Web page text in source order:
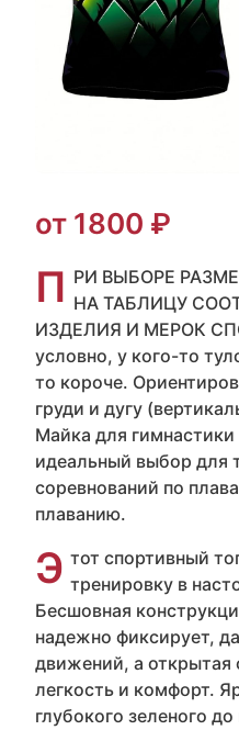
от 1800 ₽
П РИ ВЫБОРЕ
НА ТАБЛИЦУ
ИЗДЕЛИЯ И МЕРОК
условно, у кого-то
то короче.
груди и дугу
Майка для
идеальный выбор для
соревнований по
плаванию.
Э тот спортивный
тренировку в
Бесшовная
надежно фиксирует,
движений, а открытая
легкость и комфорт.
глубокого зеленого